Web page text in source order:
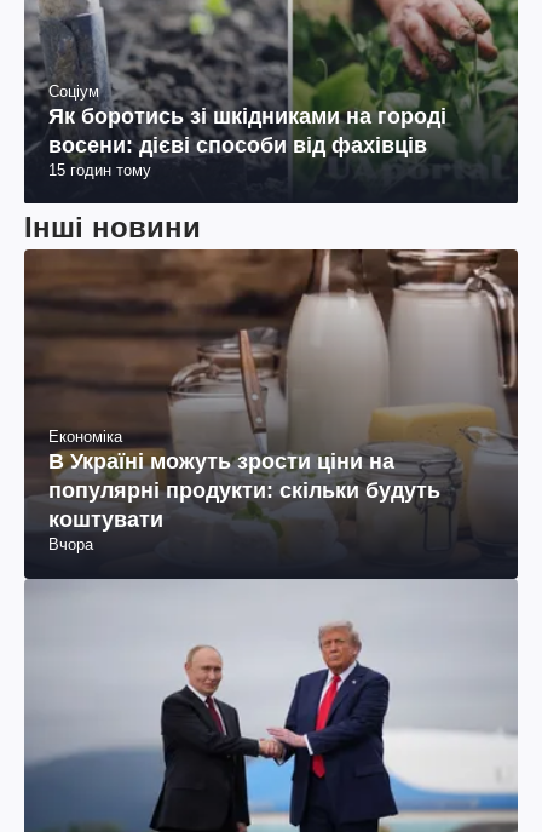
Соціум
Як боротись зі шкідниками на городі
восени: дієві способи від фахівців
15 годин тому
Інші новини
Економіка
В Україні можуть зрости ціни на
популярні продукти: скільки будуть
коштувати
Вчора